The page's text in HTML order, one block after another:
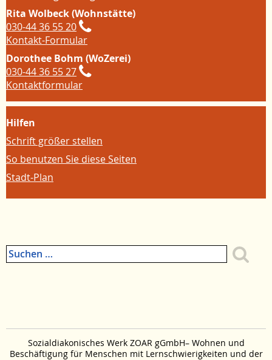
Rita Wolbeck (Wohnstätte)
030-44 36 55 20
Kontakt-Formular
Dorothee Bohm (WoZerei)
030-44 36 55 27
Kontaktformular
Hilfen
Schrift größer stellen
So benutzen Sie diese Seiten
Stadt-Plan
Suchen
nach:
Menue
springen
Sozialdiakonisches Werk ZOAR gGmbH– Wohnen und
Beschäftigung für Menschen mit Lernschwierigkeiten und der